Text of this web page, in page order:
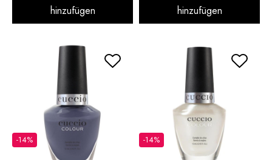
hinzufügen hinzufügen
-14% -14%